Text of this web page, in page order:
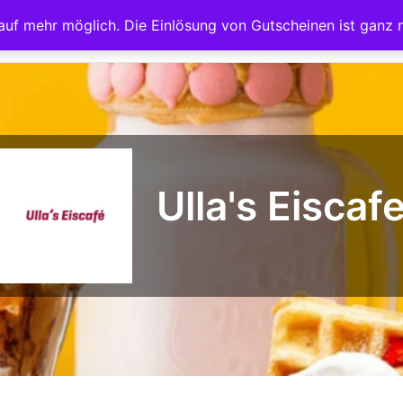
Startseite Teilnehmer
Ulla's
mehr möglich. Die Einlösung von Gutscheinen ist ganz